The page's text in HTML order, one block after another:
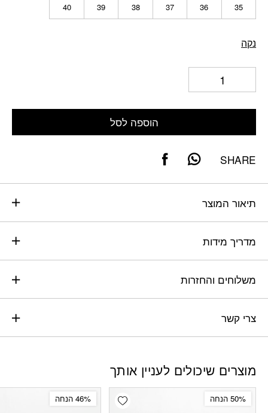
35
36
37
38
39
40
נקה
הוספה לסל
SHARE
תיאור המוצר
מדריך מידות
משלוחים והחזרות
צרי קשר
מוצרים שיכולים לעניין אותך
Add wishlist 50% הנחה 46% הנחה